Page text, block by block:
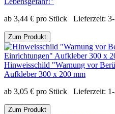
ab 3,44 € pro Stück Lieferzeit:
Zum Produkt
Hinweisschild "Warnung vor
Aufkleber 300 x 200 mm
ab 3,05 € pro Stück Lieferzeit:
Zum Produkt